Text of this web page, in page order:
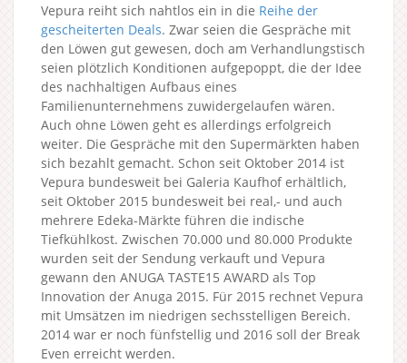
Vepura reiht sich nahtlos ein in die Reihe der
gescheiterten Deals. Zwar seien die Gespräche mit
den Löwen gut gewesen, doch am Verhandlungstisch
seien plötzlich Konditionen aufgepoppt, die der Idee
des nachhaltigen Aufbaus eines
Familienunternehmens zuwidergelaufen wären.
Auch ohne Löwen geht es allerdings erfolgreich
weiter. Die Gespräche mit den Supermärkten haben
sich bezahlt gemacht. Schon seit Oktober 2014 ist
Vepura bundesweit bei Galeria Kaufhof erhältlich,
seit Oktober 2015 bundesweit bei real,- und auch
mehrere Edeka-Märkte führen die indische
Tiefkühlkost. Zwischen 70.000 und 80.000 Produkte
wurden seit der Sendung verkauft und Vepura
gewann den ANUGA TASTE15 AWARD als Top
Innovation der Anuga 2015. Für 2015 rechnet Vepura
mit Umsätzen im niedrigen sechsstelligen Bereich.
2014 war er noch fünfstellig und 2016 soll der Break
Even erreicht werden.